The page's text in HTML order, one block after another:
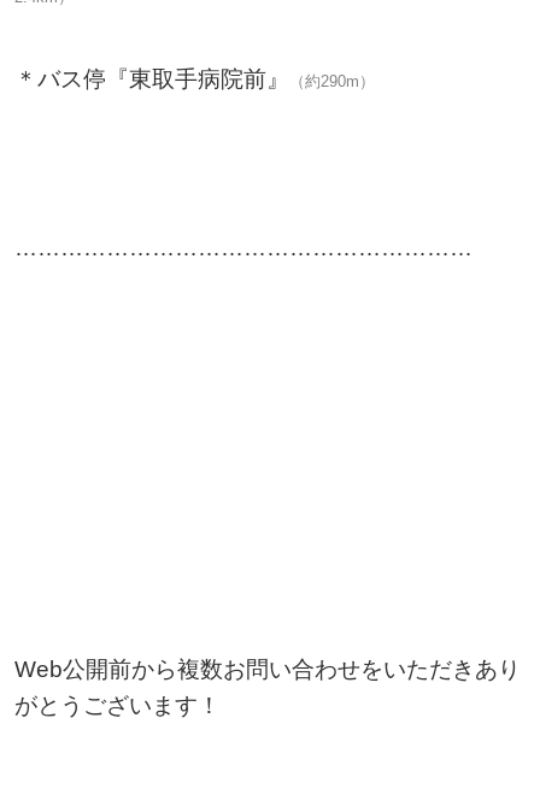
＊バス停『東取手病院前』 （約290m）
……………………………………………………
Web公開前から複数お問い合わせをいただきあり
がとうございます！